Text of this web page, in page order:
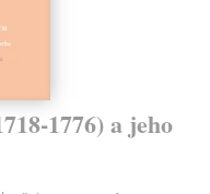
1776) a jeho